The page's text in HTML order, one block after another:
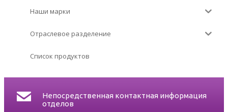
КАРЬЕРА
КОНТАКТ
Наши марки
Отраслевое разделение
Список продуктов
Непосредственная контактная информация
отделов